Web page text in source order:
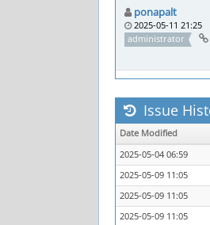
ponapalt
2025-05-11 21:25
administrator
Issue
Date Modified
2025-05-04 06:59
2025-05-09 11:05
2025-05-09 11:05
2025-05-09 11:05